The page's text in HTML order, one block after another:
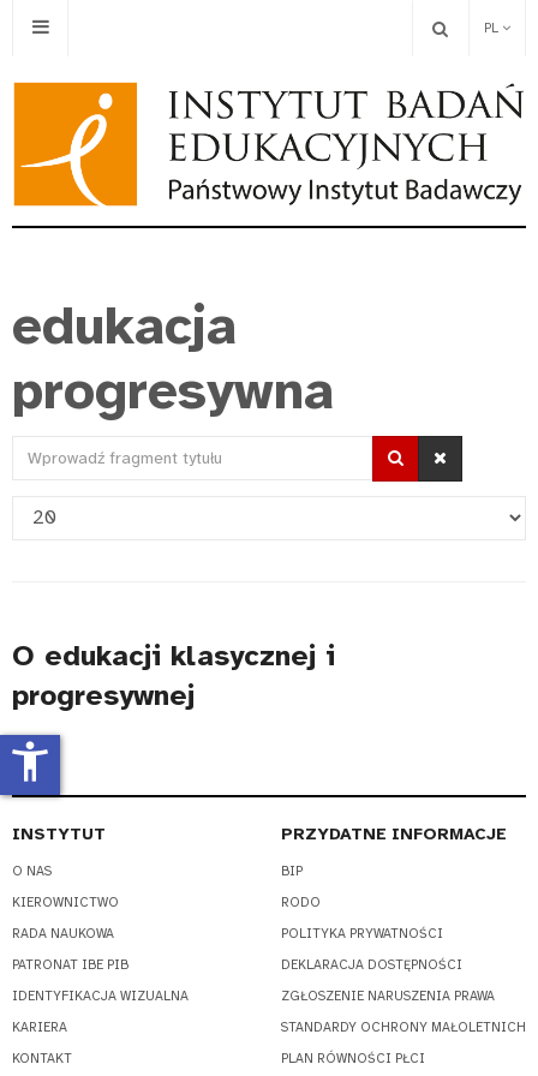
PL
edukacja
progresywna
Wprowadź
tytułu
Pokaż
O edukacji klasycznej i
progresywnej
INSTYTUT
O NAS
KIEROWNICTWO
RADA NAUKOWA
PATRONAT IBE PIB
IDENTYFIKACJA WIZUALNA
KARIERA
KONTAKT
PRZYDATNE INFORMACJE
BIP
RODO
POLITYKA PRYWATNOŚCI
DEKLARACJA DOSTĘPNOŚCI
ZGŁOSZENIE NARUSZENIA PRAWA
STANDARDY OCHRONY MAŁOLETNICH
PLAN RÓWNOŚCI PŁCI
accessibility_new